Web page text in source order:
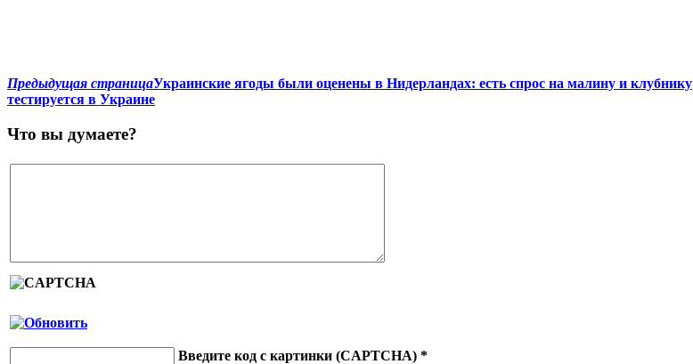
Предыдущая страницаУкраинские ягоды были оценены в Нидерландах: есть спрос на малину и клубнику
тестируется в Украине
Что вы думаете?
Введите код с картинки (CAPTCHA) *